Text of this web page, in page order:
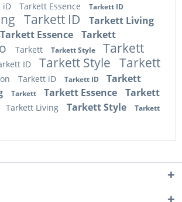
iD Tarkett Essence Tarkett ID
Tarkett ID Tarkett Living
Tarkett Essence Tarkett
Tarkett Tarkett Style
Tarkett
ID Tarkett Style Tarkett
Tarkett iD Tarkett ID
Tarkett
Tarkett Tarkett Essence
Tarkett
Tarkett Living Tarkett Style
Tarkett